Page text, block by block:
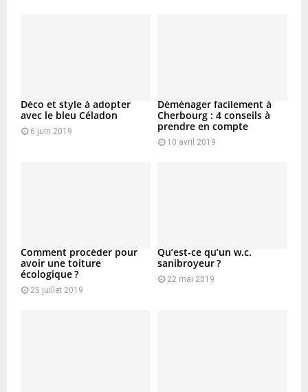
Déco et style à adopter
avec le bleu Céladon
6 juin 2019
Déménager facilement à
Cherbourg : 4 conseils à
prendre en compte
10 avril 2019
Comment procéder pour
avoir une toiture
écologique ?
25 juillet 2019
Qu’est-ce qu’un w.c.
sanibroyeur ?
22 mai 2019